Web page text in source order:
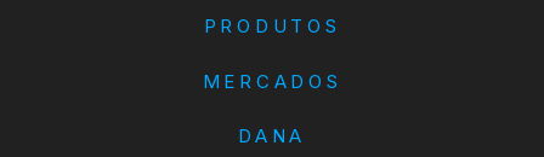
PRODUTOS
MERCADOS
DANA